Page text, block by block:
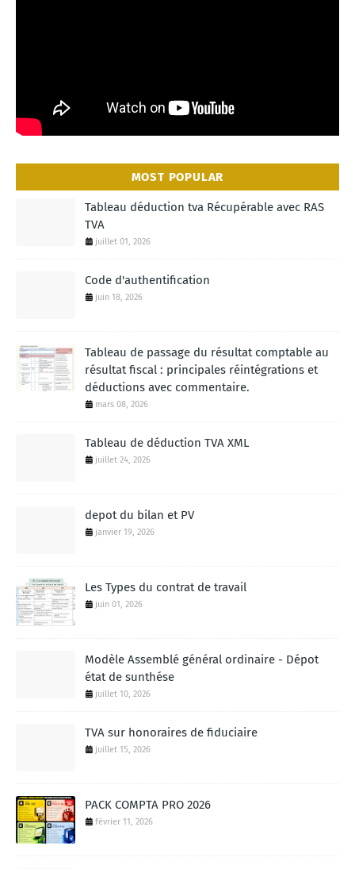
MOST POPULAR
Tableau déduction tva Récupérable avec RAS
TVA
juillet 01, 2026
Code d'authentification
juin 18, 2026
Tableau de passage du résultat comptable au
résultat fiscal : principales réintégrations et
déductions avec commentaire.
mars 08, 2026
Tableau de déduction TVA XML
juillet 24, 2026
depot du bilan et PV
janvier 19, 2026
Les Types du contrat de travail
juin 01, 2026
Modèle Assemblé général ordinaire - Dépot
état de sunthése
juillet 10, 2026
TVA sur honoraires de fiduciaire
juillet 15, 2026
PACK COMPTA PRO 2026
février 11, 2026